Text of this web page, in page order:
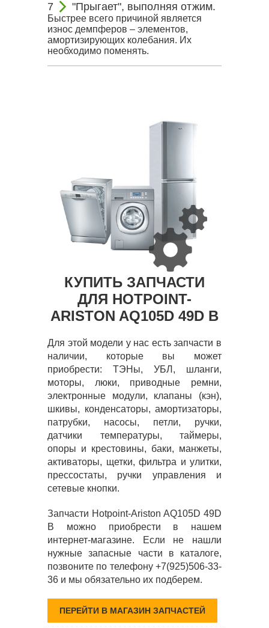
"Прыгает", выполняя отжим.
Быстрее всего причиной является
износ демпферов – элементов,
амортизирующих колебания. Их
необходимо поменять.
КУПИТЬ ЗАПЧАСТИ
ДЛЯ HOTPOINT-
ARISTON AQ105D 49D B
Для этой модели у нас есть запчасти в
наличии, которые вы может
приобрести: ТЭНы, УБЛ, шланги,
моторы, люки, приводные ремни,
электронные модули, клапаны (кэн),
шкивы, конденсаторы, амортизаторы,
патрубки, насосы, петли, ручки,
датчики температуры, таймеры,
опоры и крестовины, баки, манжеты,
активаторы, щетки, фильтра и улитки,
прессостаты, ручки управления и
сетевые кнопки.
Запчасти Hotpoint-Ariston AQ105D 49D
B можно приобрести в нашем
интернет-магазине. Если не нашли
нужные запасные части в каталоге,
позвоните по телефону +7(925)506-33-
36 и мы обязательно их подберем.
ПЕРЕЙТИ В МАГАЗИН ЗАПЧАСТЕЙ